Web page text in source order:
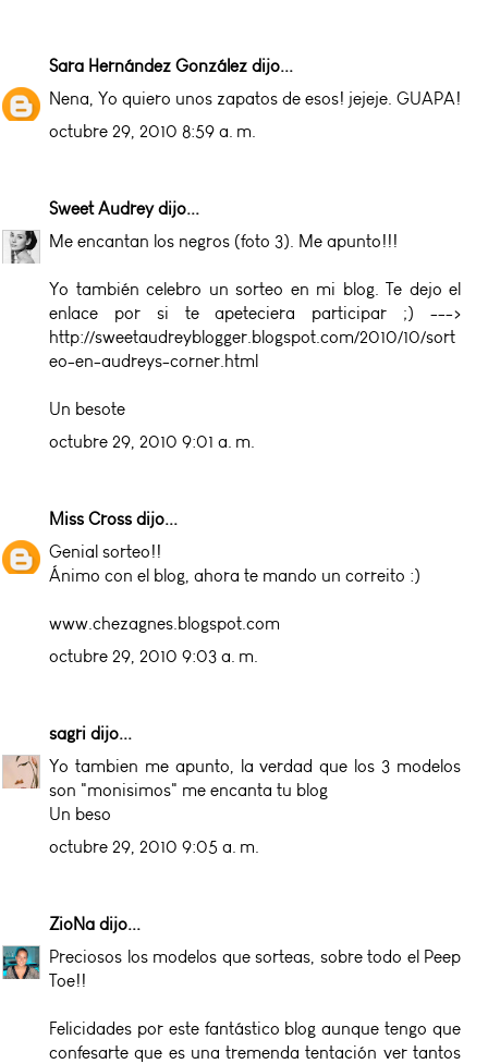
Sara Hernández González dijo...
Nena, Yo quiero unos zapatos de esos! jejeje. GUAPA!
octubre 29, 2010 8:59 a. m.
Sweet Audreydijo...
Me encantan los negros (foto 3). Me apunto!!!
Yo también celebro un sorteo en mi blog. Te dejo el
enlace por si te apeteciera participar ;) --->
http://sweetaudreyblogger.blogspot.com/2010/10/sort
eo-en-audreys-corner.html
Un besote
octubre 29, 2010 9:01 a. m.
Miss Cross dijo...
Genial sorteo!!
Ánimo con el blog, ahora te mando un correito :)
www.chezagnes.blogspot.com
octubre 29, 2010 9:03 a. m.
sagri dijo...
Yo tambien me apunto, la verdad que los 3 modelos
son "monisimos" me encanta tu blog
Un beso
octubre 29, 2010 9:05 a. m.
ZioNa dijo...
Preciosos los modelos que sorteas, sobre todo el Peep
Toe!!
Felicidades por este fantástico blog aunque tengo que
confesarte que es una tremenda tentación ver tantos